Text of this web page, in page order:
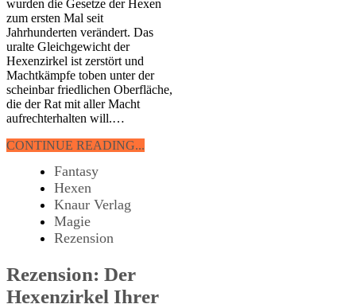
wurden die Gesetze der Hexen
zum ersten Mal seit
Jahrhunderten verändert. Das
uralte Gleichgewicht der
Hexenzirkel ist zerstört und
Machtkämpfe toben unter der
scheinbar friedlichen Oberfläche,
die der Rat mit aller Macht
aufrechterhalten will.…
CONTINUE READING...
Fantasy
Hexen
Knaur Verlag
Magie
Rezension
Rezension: Der
Hexenzirkel Ihrer